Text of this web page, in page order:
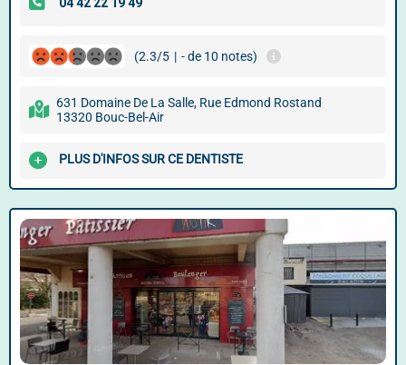
(2.3/5 | - de 10 notes)
631 Domaine De La Salle, Rue Edmond Rostand
13320 Bouc-Bel-Air
PLUS D'INFOS SUR CE DENTISTE